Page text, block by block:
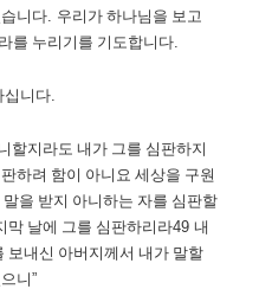
니다. 우리가 하나님을 보고
를 누리기를 기도합니다.
십니다.
할지라도 내가 그를 심판하지
하려 함이 아니요 세상을 구원
을 받지 아니하는 자를 심판할
막 날에 그를 심판하리라49내
보내신 아버지께서 내가 말할
니”